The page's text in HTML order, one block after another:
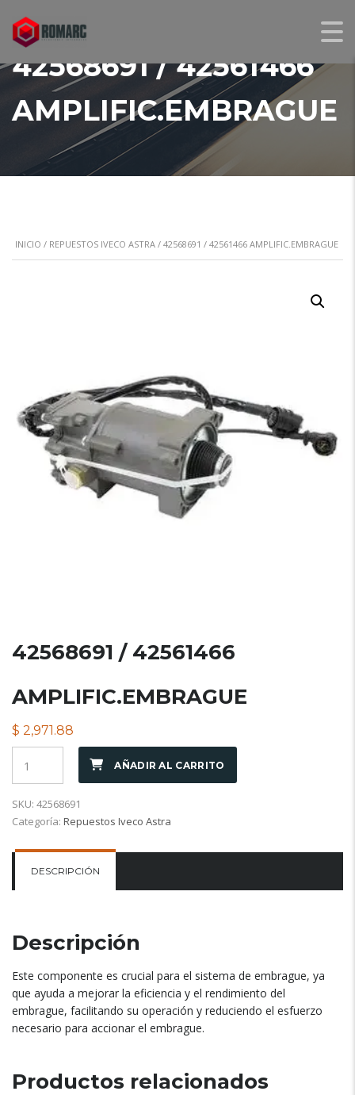
42568691 / 42561466
AMPLIFIC.EMBRAGUE
INICIO / REPUESTOS IVECO ASTRA / 42568691 / 42561466 AMPLIFIC.EMBRAGUE
42568691 / 42561466
AMPLIFIC.EMBRAGUE
$ 2,971.88
AÑADIR AL CARRITO
SKU: 42568691
Categoría: Repuestos Iveco Astra
DESCRIPCIÓN
Descripción
Este componente es crucial para el sistema de embrague, ya
que ayuda a mejorar la eficiencia y el rendimiento del
embrague, facilitando su operación y reduciendo el esfuerzo
necesario para accionar el embrague.
Productos relacionados